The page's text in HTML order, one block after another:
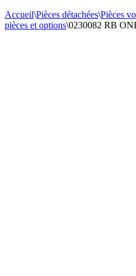
Accueil\Pièces détachées\Pièces
pièces et options\0230082 RB